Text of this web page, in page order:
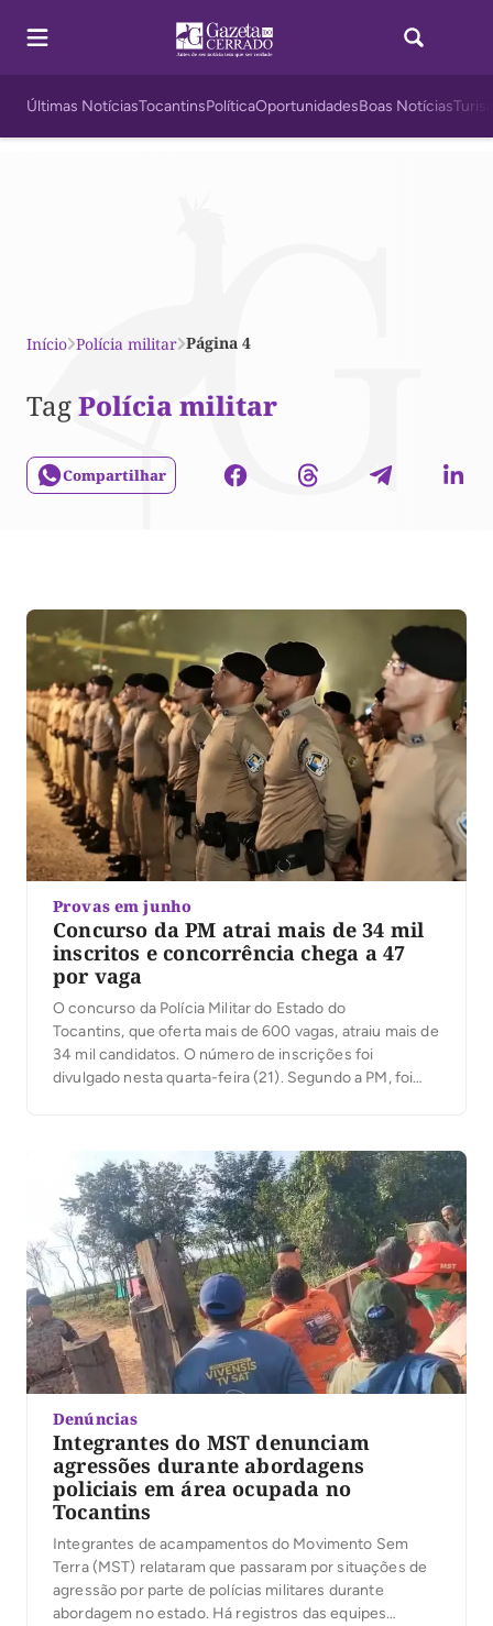
Últimas NotíciasTocantinsPolíticaOportunidadesBoas Notícias
Início Polícia militar Página 4
TagPolícia militar
Compartilhar
Provas em junho
Concurso da PM atrai mais de 34 mil
inscritos e concorrência chega a 47
por vaga
O concurso da Polícia Militar do Estado do
Tocantins, que oferta mais de 600 vagas, atraiu mais de
34 mil candidatos. O número de inscrições foi
divulgado nesta quarta-feira (21). Segundo a PM, foi
para aspirantes a oficiais. Os salários […]
Denúncias
Integrantes do MST denunciam
agressões durante abordagens
policiais em área ocupada no
Tocantins
Integrantes de acampamentos do Movimento Sem
Terra (MST) relataram que passaram por situações de
agressão por parte de polícias militares durante
abordagem no estado. Há registros das equipes